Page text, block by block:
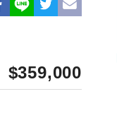
$359,000